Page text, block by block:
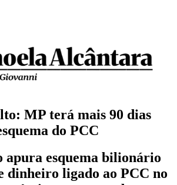
MP terá mais 90 dias
do PCC
apura esquema bilionário
dinheiro ligado ao PCC no